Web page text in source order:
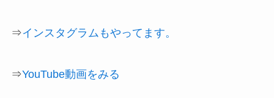
⇒インスタグラムもやってます。
⇒YouTube動画をみる